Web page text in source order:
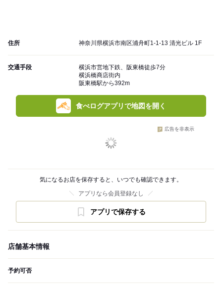
住所 神奈川県横浜市南区浦舟町1-1-13 清光ビル 1F
交通手段
横浜市営地下鉄、阪東橋徒歩7分
横浜橋商店街内
阪東橋駅から392m
食べログアプリで地図を開く
広告を非表示
気になるお店を保存すると、いつでも確認できます。
アプリなら会員登録なし
アプリで保存する
店舗基本情報
予約可否